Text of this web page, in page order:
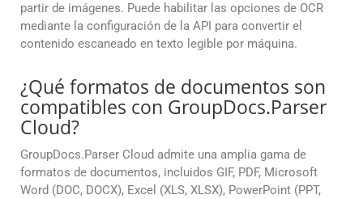
partir de imágenes. Puede habilitar las opciones de OCR
mediante la configuración de la API para convertir el
contenido escaneado en texto legible por máquina.
¿Qué formatos de documentos son
compatibles con GroupDocs.Parser
Cloud?
GroupDocs.Parser Cloud admite una amplia gama de
formatos de documentos, incluidos GIF, PDF, Microsoft
Word (DOC, DOCX), Excel (XLS, XLSX), PowerPoint (PPT,